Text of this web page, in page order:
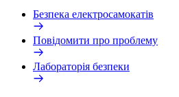
Безпека електросамокатів
Повідомити про проблему
Лабораторія безпеки